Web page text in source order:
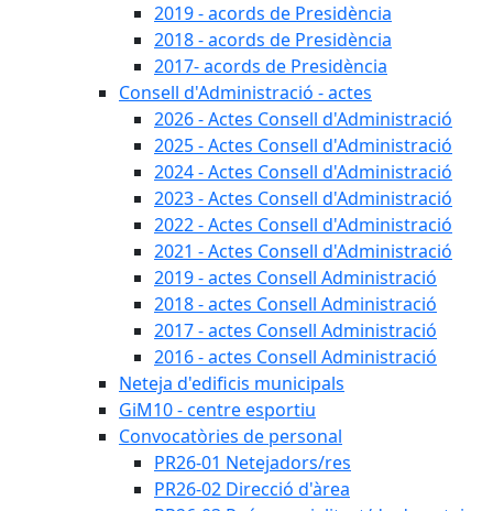
2019 - acords de Presidència
2018 - acords de Presidència
2017- acords de Presidència
Consell d'Administració - actes
2026 - Actes Consell d'Administració
2025 - Actes Consell d'Administració
2024 - Actes Consell d'Administració
2023 - Actes Consell d'Administració
2022 - Actes Consell d'Administració
2021 - Actes Consell d'Administració
2019 - actes Consell Administració
2018 - actes Consell Administració
2017 - actes Consell Administració
2016 - actes Consell Administració
Neteja d'edificis municipals
GiM10 - centre esportiu
Convocatòries de personal
PR26-01 Netejadors/res
PR26-02 Direcció d'àrea